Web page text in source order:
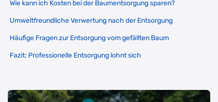
Wie kann ich Kosten bei der Baumentsorgung sparen?
Umweltfreundliche Verwertung nach der Entsorgung
Häufige Fragen zur Entsorgung vom gefällten Baum
Fazit: Professionelle Entsorgung lohnt sich